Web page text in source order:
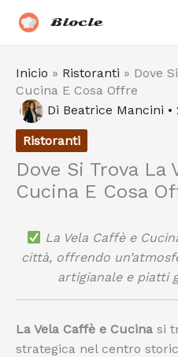
Biocle
Inicio » Ristoranti » Dove
Cucina E Cosa Offre
Di Beatrice Mancini •
Ristoranti
Dove Si Trova La
Cucina E Cosa
La Vela Caffè e
città, offrendo
artigianale e piatti
La Vela Caffè e Cucina si
strategica nel centro